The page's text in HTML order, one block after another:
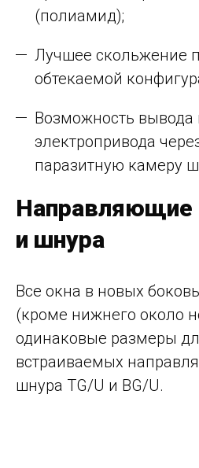
(полиамид);
Лучшее скольжение
обтекаемой
Возможность вывода
электропривода
паразитную камеру
Направляющие
и шнура
Все окна в новых
(кроме нижнего около
одинаковые размеры
встраиваемых
шнура TG/U и BG/U.